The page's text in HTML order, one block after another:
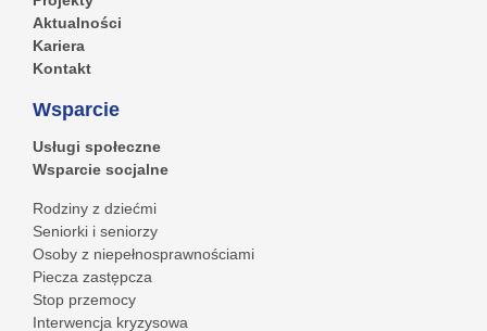
Aktualności
Kariera
Kontakt
Wsparcie
Usługi społeczne
Wsparcie socjalne
Rodziny z dziećmi
Seniorki i seniorzy
Osoby z niepełnosprawnościami
Piecza zastępcza
Stop przemocy
Interwencja kryzysowa